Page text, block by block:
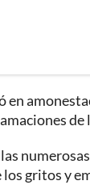
en
gritos y